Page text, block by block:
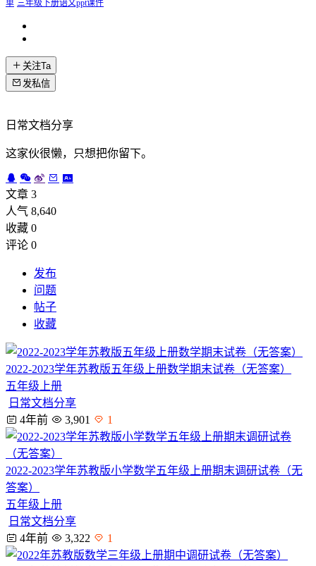
单 三年级下册语文ppt课件
关注Ta
发私信
日常文档分享
这家伙很懒，只想把你留下。
文章 3
人气 8,640
收藏 0
评论 0
发布
问题
帖子
收藏
2022-2023学年苏教版五年级上册数学期末试卷（无答案）
五年级上册
日常文档分享
4年前
3,901 1
2022-2023学年苏教版小学数学五年级上册期末调研试卷（无
答案）
五年级上册
日常文档分享
4年前
3,322 1